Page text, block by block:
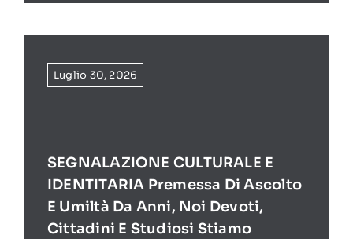
Luglio 30, 2026
SEGNALAZIONE CULTURALE E
IDENTITARIA Premessa Di Ascolto
E Umiltà Da Anni, Noi Devoti,
Cittadini E Studiosi Stiamo